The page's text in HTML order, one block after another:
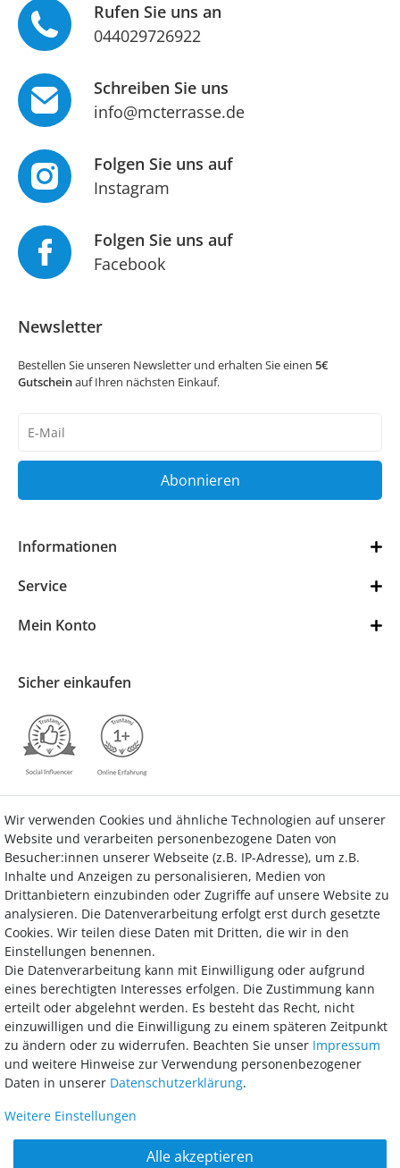
Rufen Sie uns an
044029726922
Schreiben Sie uns
info@mcterrasse.de
Folgen Sie uns auf
Instagram
Folgen Sie uns auf
Facebook
Newsletter
Bestellen Sie unseren Newsletter und erhalten Sie einen 5€
Gutscheinauf Ihren nächsten Einkauf.
Honig
Abonnieren
Informationen
Service
Mein Konto
Sicher einkaufen
Vertrag widerrufen Kontakt
Bezahlung
Wir bieten Ihnen viele Möglichkeiten einer sicheren und bequemen
Bezahlung.
Widerrufsrecht Datenschutz
Wir verwenden Cookies und ähnliche Technologien auf unserer
Website und verarbeiten personenbezogene Daten von
Besucher:innen unserer Webseite (z.B. IP-Adresse), um z.B.
Inhalte und Anzeigen zu personalisieren, Medien von
Drittanbietern einzubinden oder Zugriffe auf unsere Website zu
analysieren. Die Datenverarbeitung erfolgt erst durch gesetzte
Cookies. Wir teilen diese Daten mit Dritten, die wir in den
Einstellungen benennen.
Die Datenverarbeitung kann mit Einwilligung oder aufgrund
eines berechtigten Interesses erfolgen. Die Zustimmung kann
erteilt oder abgelehnt werden. Es besteht das Recht, nicht
einzuwilligen und die Einwilligung zu einem späteren Zeitpunkt
zu ändern oder zu widerrufen. Beachten Sie unser Impressum
und weitere Hinweise zur Verwendung personenbezogener
Daten in unserer Daten­schutz­erklärung.
Weitere Einstellungen
Alle akzeptieren